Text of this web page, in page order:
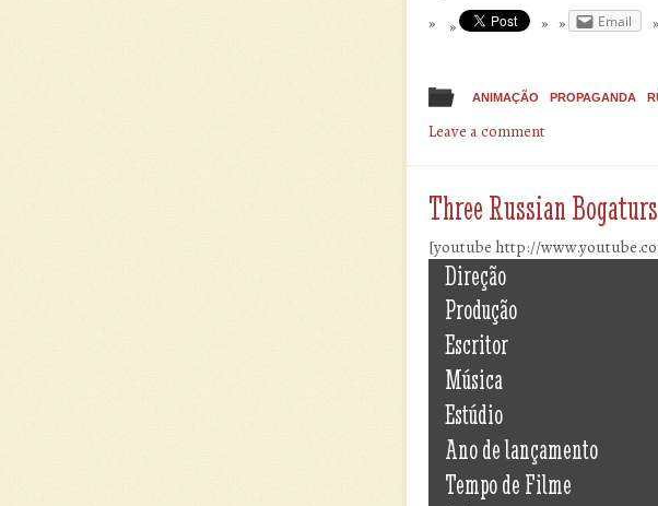
Email
ANIMAÇÃO PROPAGANDA
Leave a comment
Three Russian Bogaturs
[youtube http://
Direção
Produção
Escritor
Música
Estúdio
Ano de lançamento
Tempo de Filme